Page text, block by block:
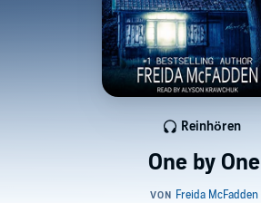
One by One
Reinhören